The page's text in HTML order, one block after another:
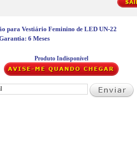
para Vestiário Feminino de LED UN-22
6 Meses
Produto Indisponível